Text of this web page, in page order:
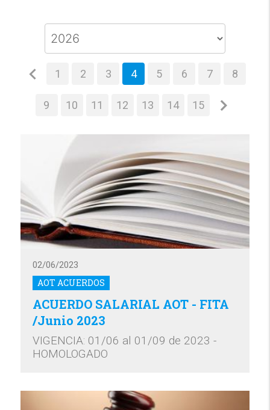
1 2 3 4 5 6 7 8
9 10 11 12 13 14 15
AOT ACUERDOS
02/06/2023
ACUERDO SALARIAL AOT - FITA
/Junio 2023
VIGENCIA: 01/06 al 01/09 de 2023 -
HOMOLOGADO